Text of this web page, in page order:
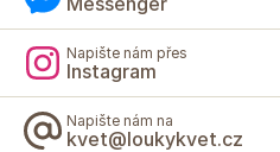
Napište nám přes
Instagram
Napište nám na
kvet@loukykvet.cz